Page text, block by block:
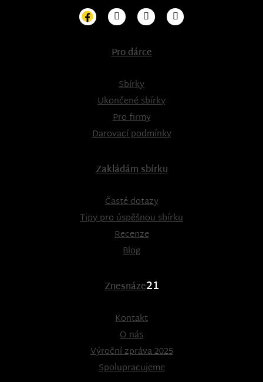
Pro dárce
Sbírky
Ukončené sbírky
Pro firmy
Darovací podmínky
Zakládám sbírku
Časté dotazy
Tipy pro úspěšnou sbírku
Recenze
Blog
Znesnáze21
Kontakt
O nás
Výroční zpráva 2025
Spolupracujeme